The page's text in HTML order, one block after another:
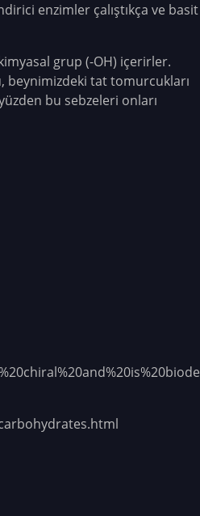
enzimler çalıştıkça ve basit
grup (-OH) içerirler.
beynimizdeki tat tomurcukları
bu sebzeleri onları